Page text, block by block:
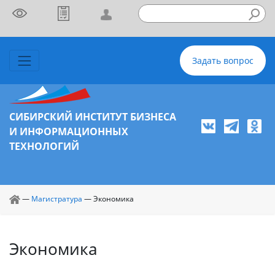
Задать вопрос
СИБИРСКИЙ ИНСТИТУТ БИЗНЕСА
И ИНФОРМАЦИОННЫХ
ТЕХНОЛОГИЙ
— Магистратура —Экономика
Экономика